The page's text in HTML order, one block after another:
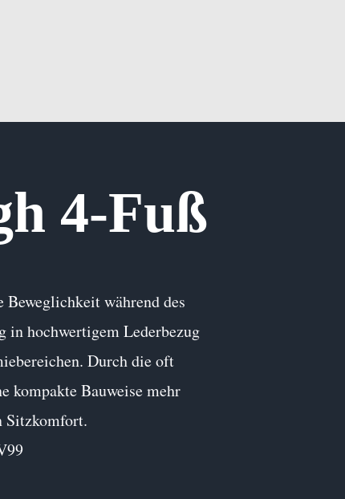
4-Fuß
während des
in hochwertigem Lederbezug
Durch die oft
kompakte Bauweise mehr
Sitzkomfort.